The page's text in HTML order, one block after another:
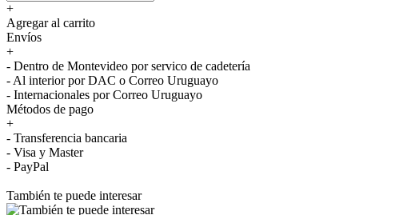
+
Agregar al carrito
Envíos
+
- Dentro de Montevideo por servico de cadetería
- Al interior por DAC o Correo Uruguayo
- Internacionales por Correo Uruguayo
Métodos de pago
+
- Transferencia bancaria
- Visa y Master
- PayPal
También te puede interesar